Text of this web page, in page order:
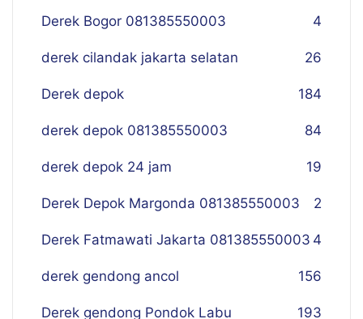
Derek Bogor 081385550003 4
derek cilandak jakarta selatan 26
Derek depok 184
derek depok 081385550003 84
derek depok 24 jam 19
Derek Depok Margonda 081385550003 2
Derek Fatmawati Jakarta 081385550003 4
derek gendong ancol 156
Derek gendong Pondok Labu 193